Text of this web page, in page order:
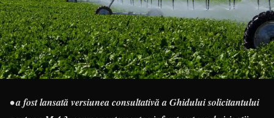
• a fost lansată versiunea consultativă a Ghidului solicitantului